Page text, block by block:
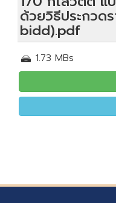
ด้วยวิธีประกวด
bidd).pdf
1.73 MBs